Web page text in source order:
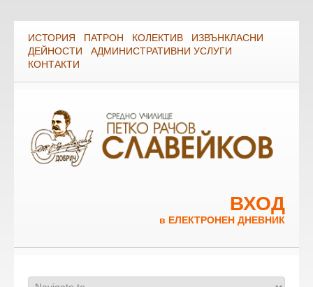
ИСТОРИЯ ПАТРОН КОЛЕКТИВ
ИЗВЪНКЛАСНИ
ДЕЙНОСТИ
АДМИНИСТРАТИВНИ УСЛУГИ
КОНТАКТИ
ВХОД
в ЕЛЕКТРОНЕН ДНЕВНИК